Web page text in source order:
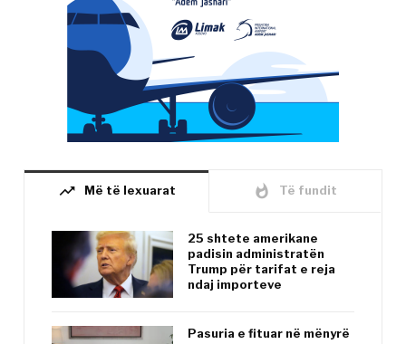
trending_up Më të lexuarat whatshot Të fundit
25 shtete amerikane
padisin administratën
Trump për tarifat e reja
ndaj importeve
Pasuria e fituar në mënyrë